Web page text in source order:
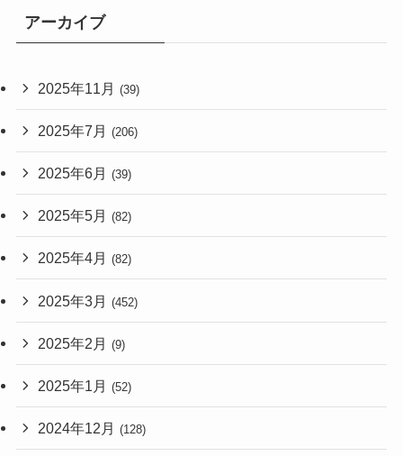
アーカイブ
2025年11月 (39)
2025年7月 (206)
2025年6月 (39)
2025年5月 (82)
2025年4月 (82)
2025年3月 (452)
2025年2月 (9)
2025年1月 (52)
2024年12月 (128)